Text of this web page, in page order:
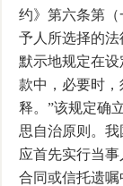
约》第六条第
予人所选择的
默示地规定在
款中，必要时
释。”该规定确
思自治原则。
应首先实行当
合同或信托遗